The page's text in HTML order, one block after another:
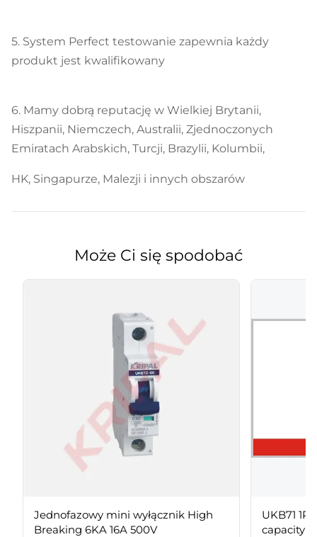
5. System Perfect testowanie zapewnia każdy
produkt jest kwalifikowany
6. Mamy dobrą reputację w Wielkiej Brytanii,
Hiszpanii, Niemczech, Australii, Zjednoczonych
Emiratach Arabskich, Turcji, Brazylii, Kolumbii,
HK, Singapurze, Malezji i innych obszarów
Może Ci się spodobać
Jednofazowy mini wyłącznik High
Breaking 6KA 16A 500V
UKB71 1P+N C Curve 6KA
capacity